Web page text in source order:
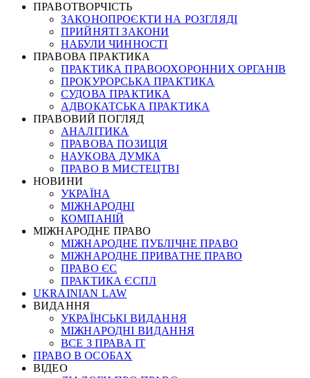
ПРАВОТВОРЧІСТЬ
ЗАКОНОПРОЄКТИ НА РОЗГЛЯДІ
ПРИЙНЯТІ ЗАКОНИ
НАБУЛИ ЧИННОСТІ
ПРАВОВА ПРАКТИКА
ПРАКТИКА ПРАВООХОРОННИХ ОРГАНІВ
ПРОКУРОРСЬКА ПРАКТИКА
СУДОВА ПРАКТИКА
АДВОКАТСЬКА ПРАКТИКА
ПРАВОВИЙ ПОГЛЯД
АНАЛІТИКА
ПРАВОВА ПОЗИЦІЯ
НАУКОВА ДУМКА
ПРАВО В МИСТЕЦТВІ
НОВИНИ
УКРАЇНА
МІЖНАРОДНІ
КОМПАНІЙ
МІЖНАРОДНЕ ПРАВО
МІЖНАРОДНЕ ПУБЛІЧНЕ ПРАВО
МІЖНАРОДНЕ ПРИВАТНЕ ПРАВО
ПРАВО ЄС
ПРАКТИКА ЄСПЛ
UKRAINIAN LAW
ВИДАННЯ
УКРАЇНСЬКІ ВИДАННЯ
МІЖНАРОДНІ ВИДАННЯ
ВСЕ З ПРАВА ІТ
ПРАВО В ОСОБАХ
ВІДЕО